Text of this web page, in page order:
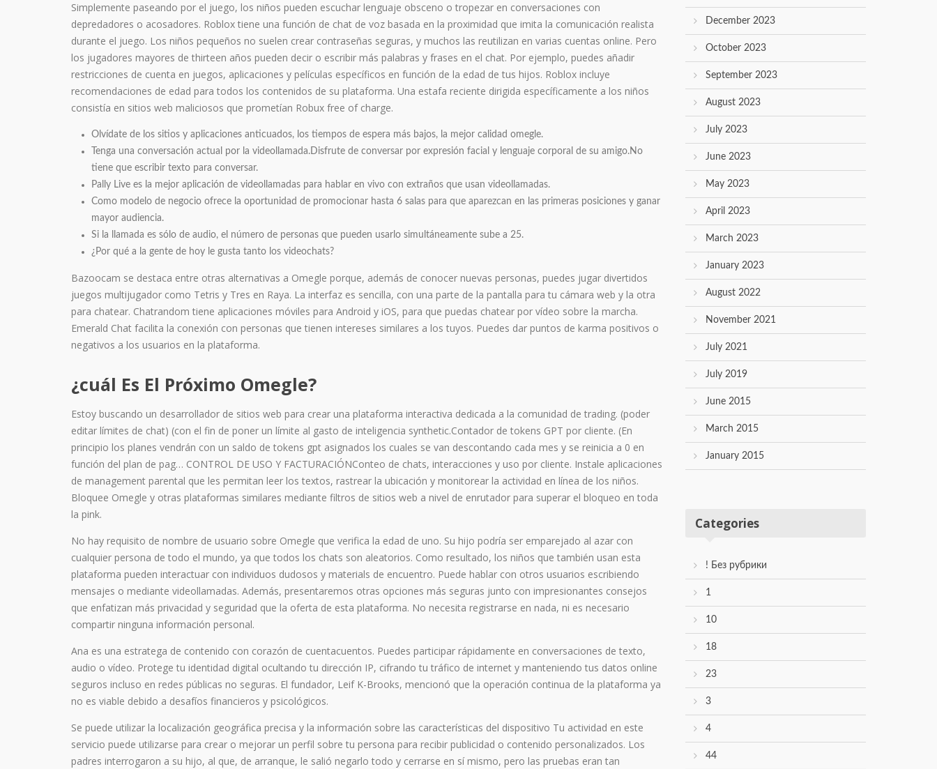
Simplemente paseando por el juego, los niños pueden escuchar lenguaje obsceno o tropezar en conversaciones con
depredadores o acosadores. Roblox tiene una función de chat de voz basada en la proximidad que imita la comunicación realista
durante el juego. Los niños pequeños no suelen crear contraseñas seguras, y muchos las reutilizan en varias cuentas online. Pero
los jugadores mayores de thirteen años pueden decir o escribir más palabras y frases en el chat. Por ejemplo, puedes añadir
restricciones de cuenta en juegos, aplicaciones y películas específicos en función de la edad de tus hijos. Roblox incluye
recomendaciones de edad para todos los contenidos de su plataforma. Una estafa reciente dirigida específicamente a los niños
consistía en sitios web maliciosos que prometían Robux free of charge.
Olvídate de los sitios y aplicaciones anticuados, los tiempos de espera más bajos, la mejor calidad omegle.
Tenga una conversación actual por la videollamada.Disfrute de conversar por expresión facial y lenguaje corporal de su amigo.No
tiene que escribir texto para conversar.
Pally Live es la mejor aplicación de videollamadas para hablar en vivo con extraños que usan videollamadas.
Como modelo de negocio ofrece la oportunidad de promocionar hasta 6 salas para que aparezcan en las primeras posiciones y ganar
mayor audiencia.
Si la llamada es sólo de audio, el número de personas que pueden usarlo simultáneamente sube a 25.
¿Por qué a la gente de hoy le gusta tanto los videochats?
Bazoocam se destaca entre otras alternativas a Omegle porque, además de conocer nuevas personas, puedes jugar divertidos
juegos multijugador como Tetris y Tres en Raya. La interfaz es sencilla, con una parte de la pantalla para tu cámara web y la otra
para chatear. Chatrandom tiene aplicaciones móviles para Android y iOS, para que puedas chatear por vídeo sobre la marcha.
Emerald Chat facilita la conexión con personas que tienen intereses similares a los tuyos. Puedes dar puntos de karma positivos o
negativos a los usuarios en la plataforma.
¿cuál Es El Próximo Omegle?
Estoy buscando un desarrollador de sitios web para crear una plataforma interactiva dedicada a la comunidad de trading. (poder
editar límites de chat) (con el fin de poner un límite al gasto de inteligencia synthetic.Contador de tokens GPT por cliente. (En
principio los planes vendrán con un saldo de tokens gpt asignados los cuales se van descontando cada mes y se reinicia a 0 en
función del plan de pag… CONTROL DE USO Y FACTURACIÓNConteo de chats, interacciones y uso por cliente. Instale aplicaciones
de management parental que les permitan leer los textos, rastrear la ubicación y monitorear la actividad en línea de los niños.
Bloquee Omegle y otras plataformas similares mediante filtros de sitios web a nivel de enrutador para superar el bloqueo en toda
la pink.
No hay requisito de nombre de usuario sobre Omegle que verifica la edad de uno. Su hijo podría ser emparejado al azar con
cualquier persona de todo el mundo, ya que todos los chats son aleatorios. Como resultado, los niños que también usan esta
plataforma pueden interactuar con individuos dudosos y materials de encuentro. Puede hablar con otros usuarios escribiendo
mensajes o mediante videollamadas. Además, presentaremos otras opciones más seguras junto con impresionantes consejos
que enfatizan más privacidad y seguridad que la oferta de esta plataforma. No necesita registrarse en nada, ni es necesario
compartir ninguna información personal.
Ana es una estratega de contenido con corazón de cuentacuentos. Puedes participar rápidamente en conversaciones de texto,
audio o vídeo. Protege tu identidad digital ocultando tu dirección IP, cifrando tu tráfico de internet y manteniendo tus datos online
seguros incluso en redes públicas no seguras. El fundador, Leif K-Brooks, mencionó que la operación continua de la plataforma ya
no es viable debido a desafíos financieros y psicológicos.
Se puede utilizar la localización geográfica precisa y la información sobre las características del dispositivo Tu actividad en este
servicio puede utilizarse para crear o mejorar un perfil sobre tu persona para recibir publicidad o contenido personalizados. Los
padres interrogaron a su hijo, al que, de arranque, le salió negarlo todo y cerrarse en sí mismo, pero las pruebas eran tan
December 2023
October 2023
September 2023
August 2023
July 2023
June 2023
May 2023
April 2023
March 2023
January 2023
August 2022
November 2021
July 2021
July 2019
June 2015
March 2015
January 2015
Categories
! Без рубрики
1
10
18
23
3
4
44